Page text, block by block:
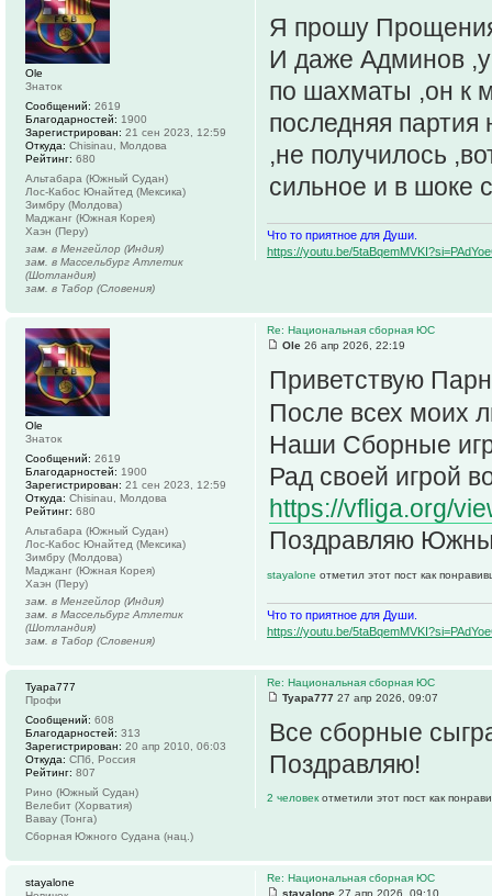
Я прошу
И даже Админов
по шахматы ,он к
последняя
,не получилось
сильное и в шоке
Что то приятное для Души.
https://youtu.be/
Ole
Знаток
Сообщений: 2619
Благодарностей: 1900
Зарегистрирован: 21 сен 2023, 12:59
Откуда: Chisinau, Молдова
Рейтинг: 680
Альтабара (Южный Судан)
Лос-Кабос Юнайтед (Мексика)
Зимбру (Молдова)
Маджанг (Южная Корея)
Хаэн (Перу)
зам. в Менгейлор (Индия)
зам. в Массельбург Атлетик
(Шотландия)
зам. в Табор (Словения)
Re: Национальная сборная ЮС
Ole 26 апр 2026, 22:19
Приветствую
После всех моих
Наши Сборные
Рад своей игрой
https://vfliga.org/
Поздравляю
stayalone отметил этот пост как
Что то приятное для Души.
https://youtu.be/
Ole
Знаток
Сообщений: 2619
Благодарностей: 1900
Зарегистрирован: 21 сен 2023, 12:59
Откуда: Chisinau, Молдова
Рейтинг: 680
Альтабара (Южный Судан)
Лос-Кабос Юнайтед (Мексика)
Зимбру (Молдова)
Маджанг (Южная Корея)
Хаэн (Перу)
зам. в Менгейлор (Индия)
зам. в Массельбург Атлетик
(Шотландия)
зам. в Табор (Словения)
Re: Национальная сборная ЮС
Tyapa777 27 апр 2026, 09:07
Все сборные
Поздравляю!
2 человек отметили этот пост как
Tyapa777
Профи
Сообщений: 608
Благодарностей: 313
Зарегистрирован: 20 апр 2010, 06:03
Откуда: СПб, Россия
Рейтинг: 807
Рино (Южный Судан)
Велебит (Хорватия)
Вавау (Тонга)
Сборная Южного Судана (нац.)
Re: Национальная сборная ЮС
stayalone 27 апр 2026, 09:10
stayalone